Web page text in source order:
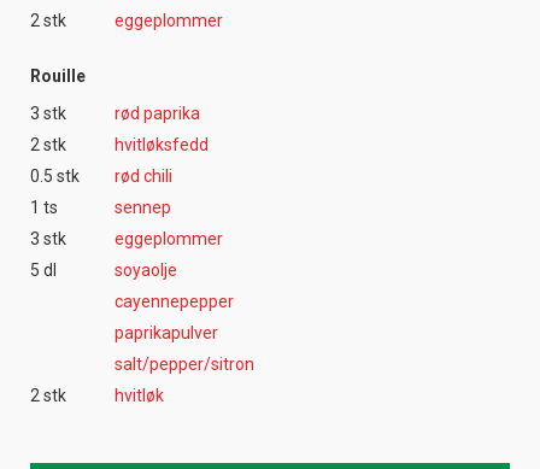
2 stk
eggeplommer
Rouille
3 stk
rød paprika
2 stk
hvitløksfedd
0.5 stk
rød chili
1 ts
sennep
3 stk
eggeplommer
5 dl
soyaolje
cayennepepper
paprikapulver
salt/pepper/sitron
2 stk
hvitløk